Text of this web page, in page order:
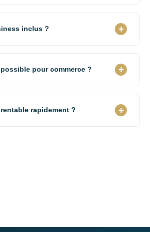
Résultat : +38% clients
inclus ? +
maximale.
pour commerce ? +
paiement, retrait magasin. Développe
rapidement ? +